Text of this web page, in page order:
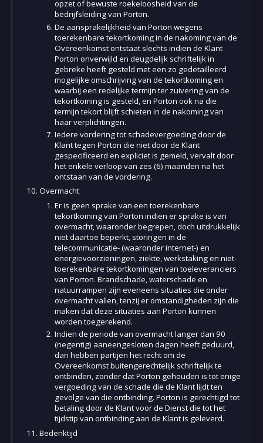
opzet of bewuste roekeloosheid van de
bedrijfsleiding van Porton.
De aansprakelijkheid van Porton wegens
toerekenbare tekortkoming in de nakoming van de
Overeenkomst ontstaat slechts indien de Klant
Porton onverwijld en deugdelijk schriftelijk in
gebreke heeft gesteld met een zo gedetailleerd
mogelijke omschrijving van de tekortkoming en
waarbij een redelijke termijn ter zuivering van de
tekortkoming is gesteld, en Porton ook na die
termijn tekort blijft schieten in de nakoming van
haar verplichtingen.
Iedere vordering tot schadevergoeding door de
Klant tegen Porton die niet door de Klant
gespecificeerd en expliciet is gemeld, vervalt door
het enkele verloop van zes (6) maanden na het
ontstaan van de vordering.
Overmacht
Er is geen sprake van een toerekenbare
tekortkoming van Porton indien er sprake is van
overmacht, waaronder begrepen, doch uitdrukkelijk
niet daartoe beperkt, storingen in de
telecommunicatie- (waaronder internet-) en
energievoorzieningen, ziekte, werkstaking en niet-
toerekenbare tekortkomingen van toeleveranciers
van Porton. Brandschade, waterschade en
natuurrampen zijn eveneens situaties die onder
overmacht vallen, tenzij er omstandigheden zijn die
maken dat deze situaties aan Porton kunnen
worden toegerekend.
Indien de periode van overmacht langer dan 90
(negentig) aaneengesloten dagen heeft geduurd,
dan hebben partijen het recht om de
Overeenkomst buitengerechtelijk schriftelijk te
ontbinden, zonder dat Porton gehouden is tot enige
vergoeding van de schade die de Klant lijdt ten
gevolge van die ontbinding. Porton is gerechtigd tot
betaling door de Klant voor de Dienst die tot het
tijdstip van ontbinding aan de Klant is geleverd.
Bedenktijd